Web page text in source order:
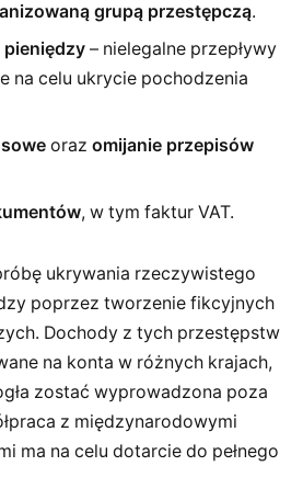
grupą przestępczą.
pieniędzy – nielegalne przepływy
na celu ukrycie pochodzenia
oraz omijanie przepisów
, w tym faktur VAT.
ukrywania rzeczywistego
poprzez tworzenie fikcyjnych
Dochody z tych przestępstw
na konta w różnych krajach,
zostać wyprowadzona poza
z międzynarodowymi
ma na celu dotarcie do pełnego